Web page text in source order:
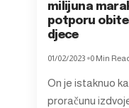
milijuna
potporu
djece
01/02/2023 0 Min
On je istaknuo
proračunu